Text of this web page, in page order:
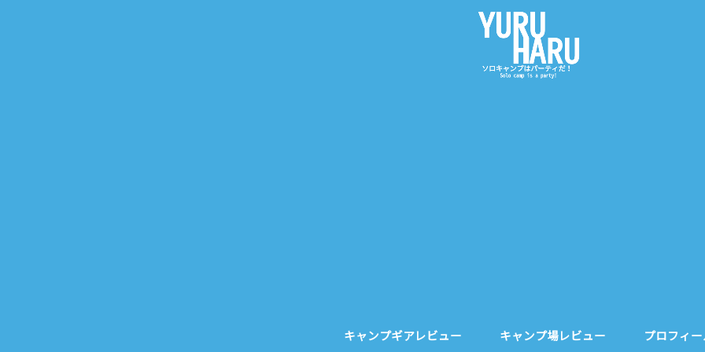
キャンプギアレビュー キャンプ場レビュー プロフィー